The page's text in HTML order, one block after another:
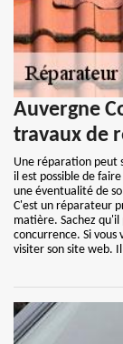
Auvergne
travaux de
Une réparation peut
il est possible de
une éventualité de
C'est un réparateur
matière. Sachez
concurrence. Si
visiter son site web.